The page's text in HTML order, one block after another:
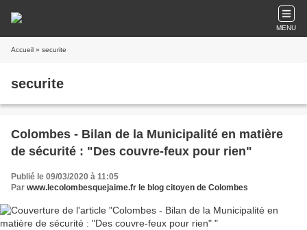
MENU
Accueil » securite
securite
Colombes - Bilan de la Municipalité en matière
de sécurité : "Des couvre-feux pour rien"
Publié le 09/03/2020 à 11:05
Par www.lecolombesquejaime.fr le blog citoyen de Colombes